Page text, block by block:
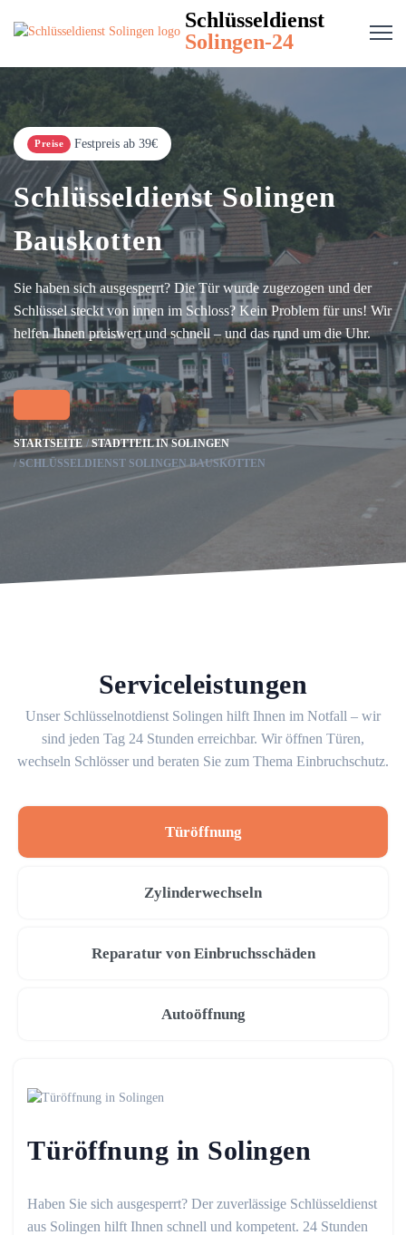
Schlüsseldienst
Solingen-24
Preise Festpreis ab 39€
Schlüsseldienst Solingen
Bauskotten
Sie haben sich ausgesperrt? Die Tür wurde zugezogen und der
Schlüssel steckt von innen im Schloss? Kein Problem für uns! Wir
helfen Ihnen preiswert und schnell – und das rund um die Uhr.
STARTSEITE
STADTTEIL IN SOLINGEN
SCHLÜSSELDIENST SOLINGEN BAUSKOTTEN
Serviceleistungen
Unser Schlüsselnotdienst Solingen hilft Ihnen im Notfall – wir
sind jeden Tag 24 Stunden erreichbar. Wir öffnen Türen,
wechseln Schlösser und beraten Sie zum Thema Einbruchschutz.
Türöffnung
Zylinderwechseln
Reparatur von Einbruchsschäden
Autoöffnung
Türöffnung in Solingen
Haben Sie sich ausgesperrt? Der zuverlässige Schlüsseldienst
aus Solingen hilft Ihnen schnell und kompetent. 24 Stunden